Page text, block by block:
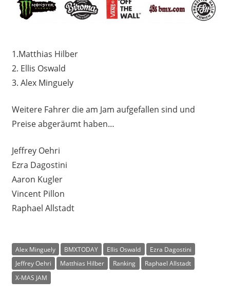
1.Matthias Hilber
2. Ellis Oswald
3. Alex Minguely
Weitere Fahrer die am Jam aufgefallen sind und
Preise abgeräumt haben…
Jeffrey Oehri
Ezra Dagostini
Aaron Kugler
Vincent Pillon
Raphael Allstadt
Alex Minguely BMXTODAY Ellis Oswald
Ezra Dagostini
Jeffrey Oehri
Matthias Hilber Ranking
Raphael Allstadt
X-MAS JAM